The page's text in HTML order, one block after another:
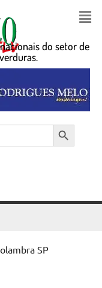
do setor de
Search Button
SP